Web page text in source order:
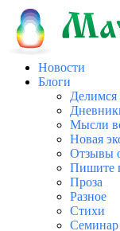
Новости
Блоги
Мысли
Новая
Отзывы
Пишите
Проза
Разное
Стихи
Семинар